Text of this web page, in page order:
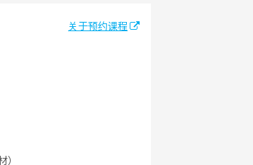
关于预约课程